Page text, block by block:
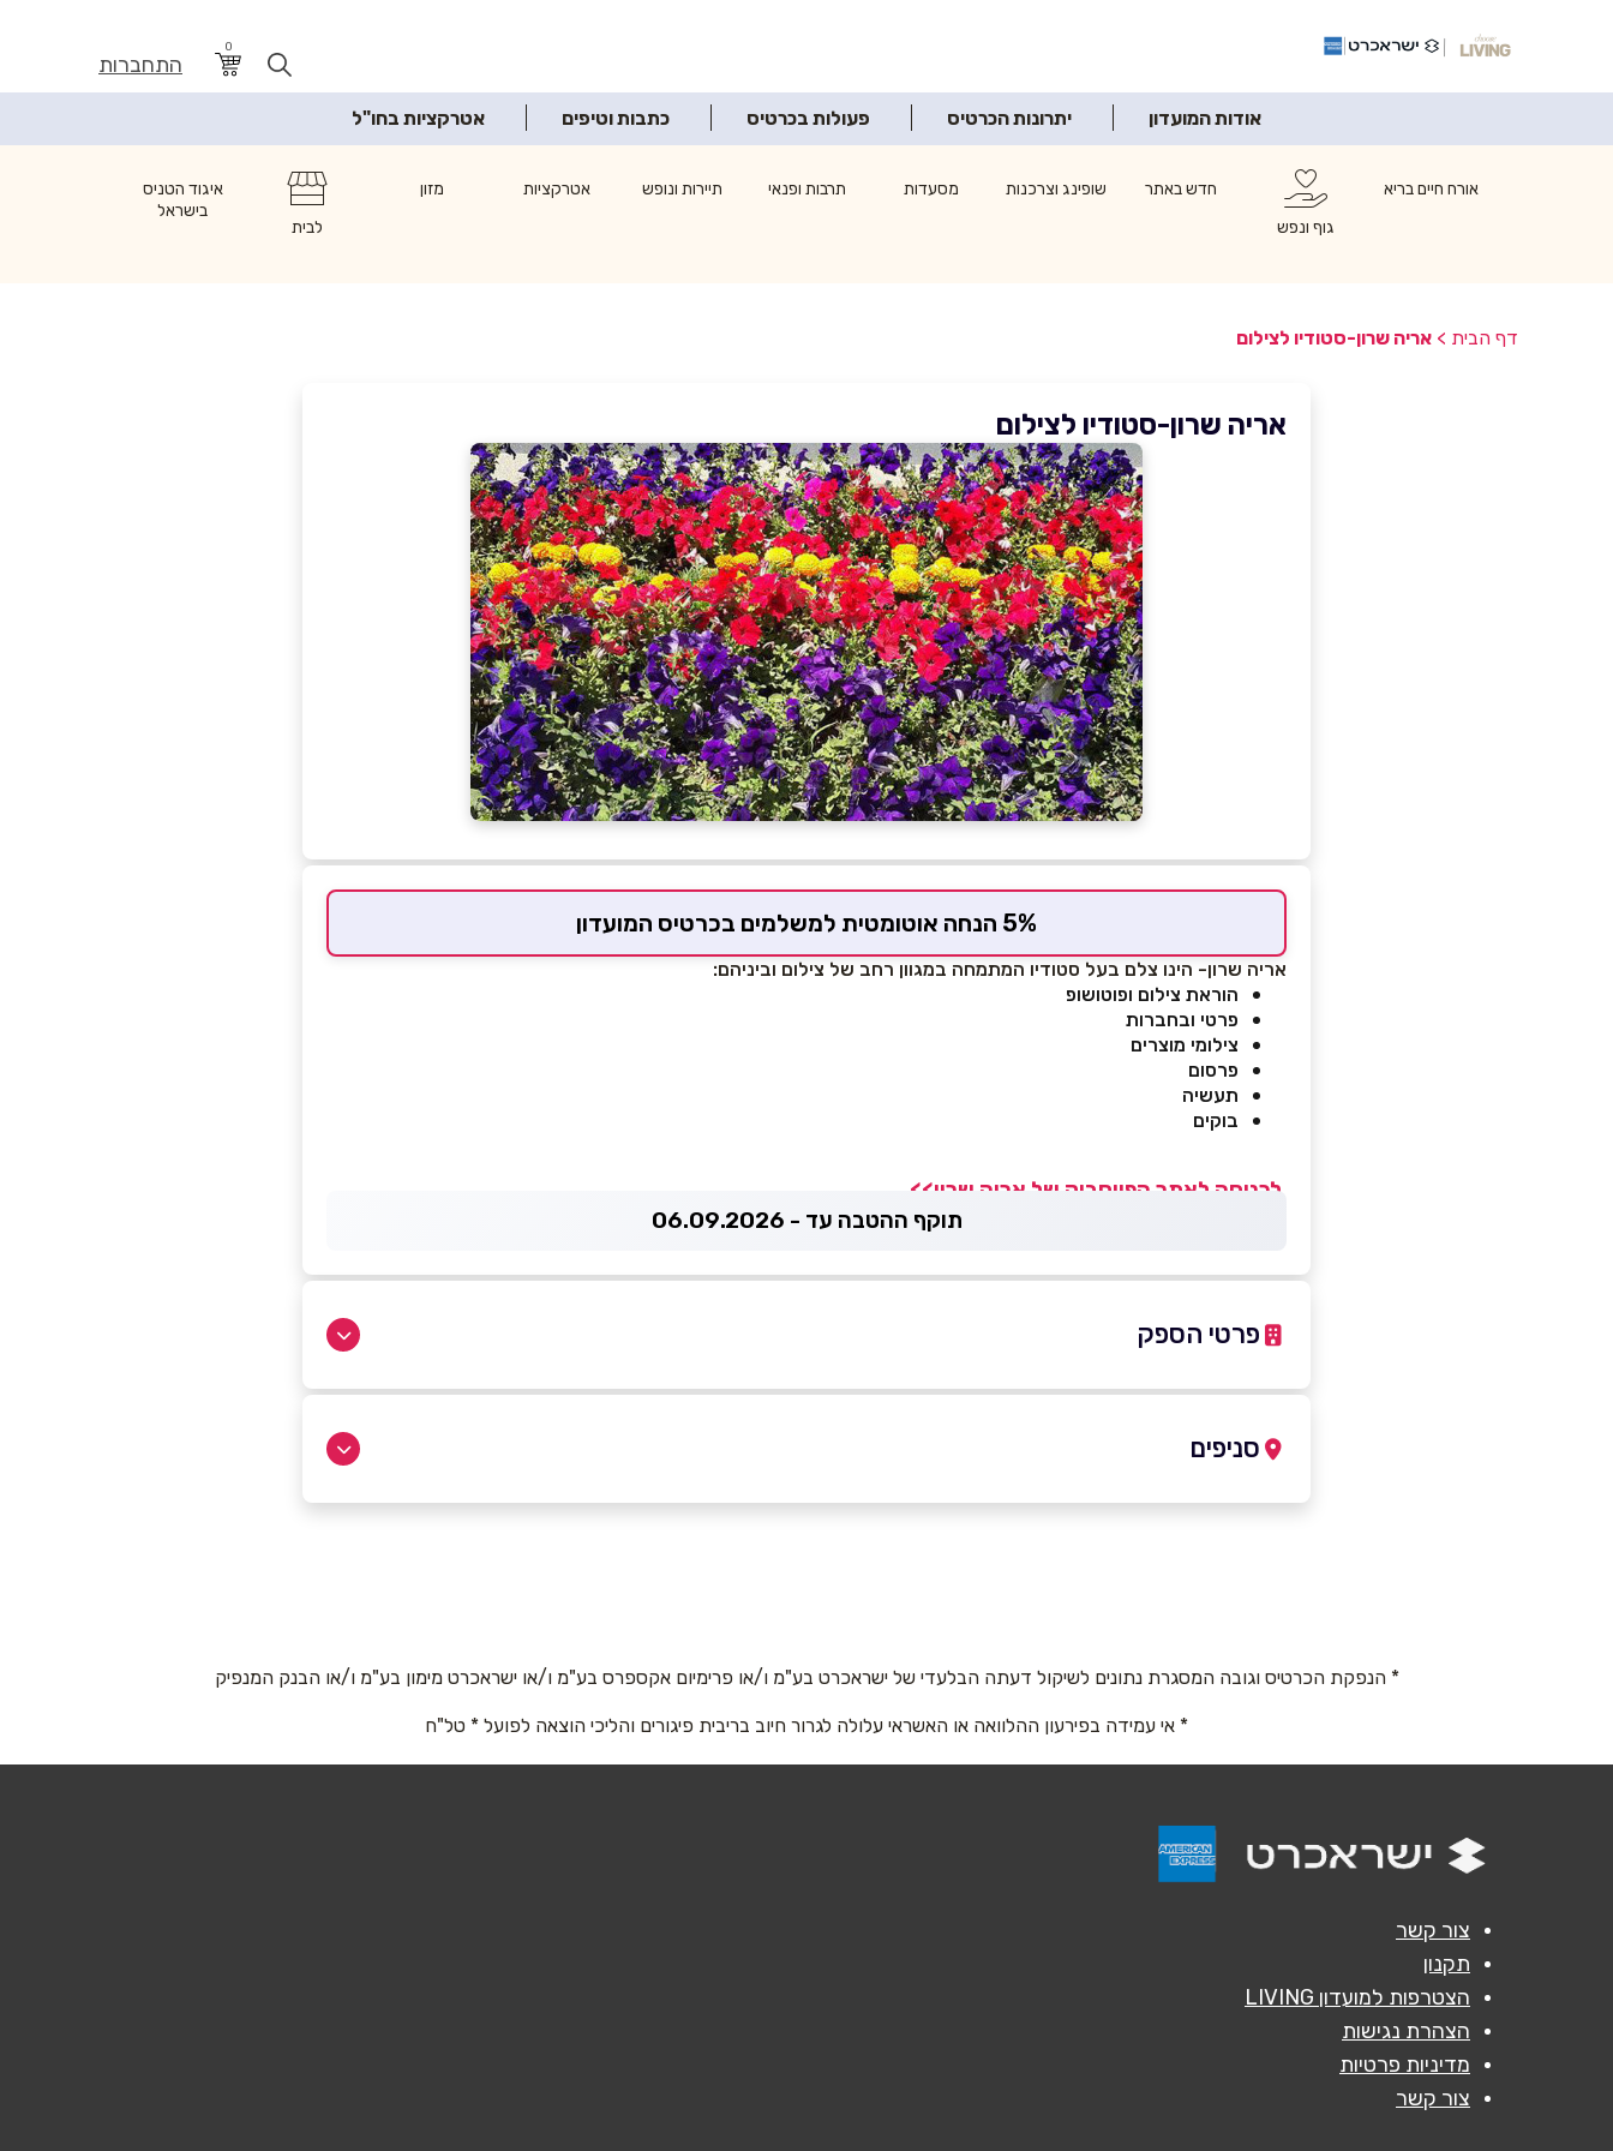
0
התחברות
אודות המועדון יתרונות הכרטיס פעולות בכרטיס כתבות וטיפים אטרקציות בחו"ל
אורח חיים בריא
גוף ונפש
חדש באתר שופינג וצרכנות מסעדות תרבות ופנאי תיירות ונופש אטרקציות
מזון
לבית
איגוד הטניס
בישראל
דף הבית > אריה שרון-סטודיו לצילום
אריה שרון-סטודיו לצילום
5% הנחה אוטומטית למשלמים בכרטיס המועדון
אריה שרון- הינו צלם בעל סטודיו המתמחה במגוון רחב של צילום וביניהם:
הוראת צילום ופוטושופ
פרטי ובחברות
צילומי מוצרים
פרסום
תעשיה
בוקים
לכניסה לאתר הפייסבוק של אריה שרון>>
תוקף ההטבה עד - 06.09.2026
פרטי הספק
נושא*
אנא חזרו אלי בקשר ל...
סניפים
* הנפקת הכרטיס וגובה המסגרת נתונים לשיקול דעתה הבלעדי של ישראכרט בע"מ ו/או פרימיום אקספרס בע"מ ו/או ישראכרט מימון בע"מ ו/או הבנק המנפיק
* אי עמידה בפירעון ההלוואה או האשראי עלולה לגרור חיוב בריבית פיגורים והליכי הוצאה לפועל * טל"ח
צור קשר
תקנון
הצטרפות למועדון LIVING
הצהרת נגישות
מדיניות פרטיות
צור קשר